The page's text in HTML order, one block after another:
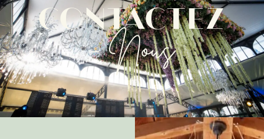
Contactez
- Nous